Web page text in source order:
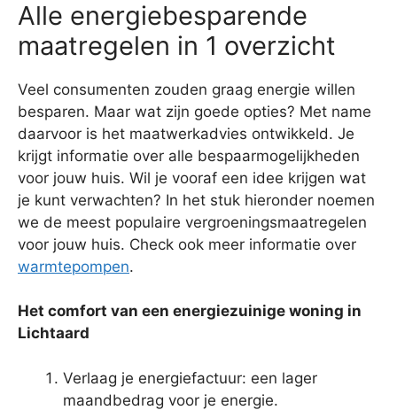
Alle energiebesparende
maatregelen in 1 overzicht
Veel consumenten zouden graag energie willen
besparen. Maar wat zijn goede opties? Met name
daarvoor is het maatwerkadvies ontwikkeld. Je
krijgt informatie over alle bespaarmogelijkheden
voor jouw huis. Wil je vooraf een idee krijgen wat
je kunt verwachten? In het stuk hieronder noemen
we de meest populaire vergroeningsmaatregelen
voor jouw huis. Check ook meer informatie over
warmtepompen.
Het comfort van een energiezuinige woning in
Lichtaard
Verlaag je energiefactuur: een lager
maandbedrag voor je energie.